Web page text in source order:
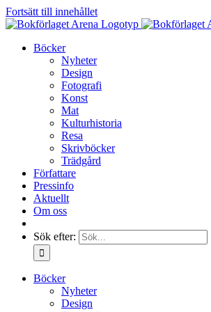
Fortsätt till innehållet
Böcker
Nyheter
Design
Fotografi
Konst
Mat
Kulturhistoria
Resa
Skrivböcker
Trädgård
Författare
Pressinfo
Aktuellt
Om oss
Sök efter:
Böcker
Nyheter
Design